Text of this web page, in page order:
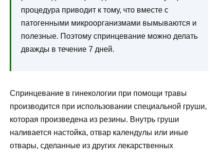
процедура приводит к тому, что вместе с
патогенными микроорганизмами вымываются и
полезные. Поэтому спринцевание можно делать
дважды в течение 7 дней.
Спринцевание в гинекологии при помощи травы
производится при использовании специальной груши,
которая произведена из резины. Внутрь груши
наливается настойка, отвар календулы или иные
отвары, сделанные из других лекарственных